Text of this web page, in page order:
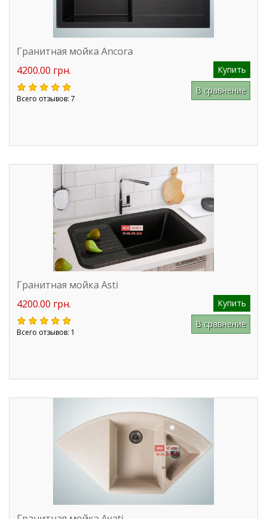
Гранитная мойка Ancora
4200.00 грн.
Купить
Всего отзывов: 7
В сравнение
Гранитная мойка Asti
4200.00 грн.
Купить
Всего отзывов: 1
В сравнение